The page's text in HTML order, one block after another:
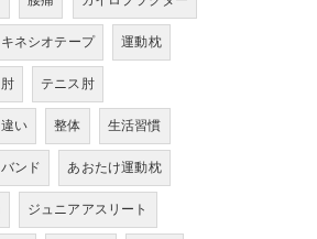
キネシオテープ
運動枕
テニス肘
違い 整体
生活習慣
ンド
あおたけ運動枕
ジュニアアスリート